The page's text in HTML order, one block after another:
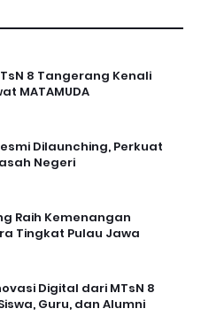
8 Tangerang Kenali
MATAMUDA
Dilaunching, Perkuat
Negeri
Raih Kemenangan
Tingkat Pulau Jawa
Digital dari MTsN 8
Guru, dan Alumni